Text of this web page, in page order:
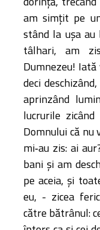
am simţit pe
stând la uşa au
tâlhari, am
Dumnezeu!
deci
aprinzând
lucrurile
Domnului că nu
mi‑au zis: ai
bani şi am
pe aceia, şi
eu, - zicea
către bătrânul: